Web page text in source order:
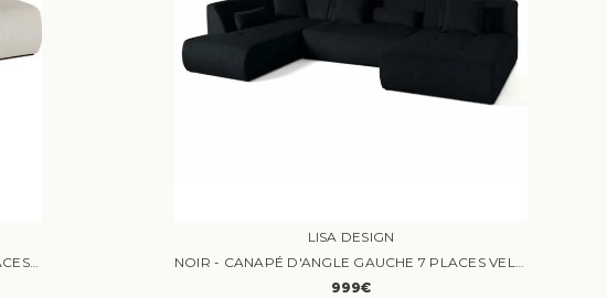
ONYX - CANAPÉ D'ANGLE RÉVERSIBLE 4 PLACES VELOURS BEIGE
LISA DESIGN
NOIR - CANAPÉ D'ANGLE GAUCHE 7 PLACES VELOURS NOIR
999€